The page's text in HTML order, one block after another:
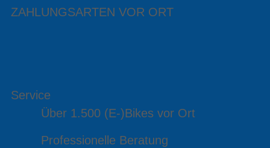
ZAHLUNGSARTEN VOR ORT
Service
Über 1.500 (E-)Bikes vor Ort
Professionelle Beratung